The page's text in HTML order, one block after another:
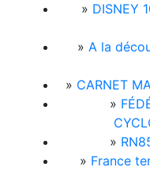
» DISNEY
» A la
» CARNET
»
»
» France